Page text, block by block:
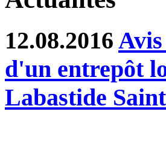
12.08.2016
d'un entrepôt
Labastide